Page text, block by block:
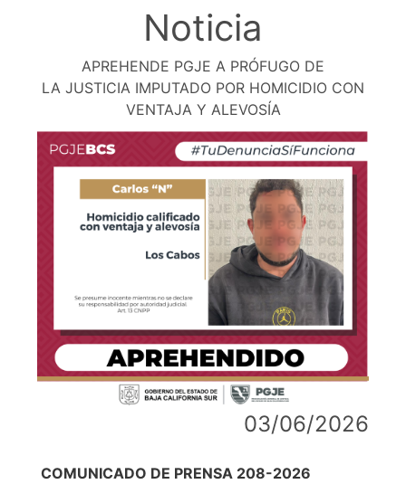
Noticia
APREHENDE PGJE A PRÓFUGO DE
LA JUSTICIA IMPUTADO POR HOMICIDIO CON
VENTAJA Y ALEVOSÍA
03/06/2026
COMUNICADO DE PRENSA 208-2026